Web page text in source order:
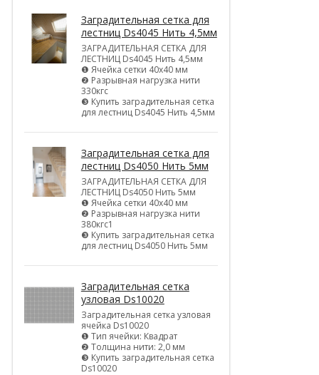
Заградительная сетка для
лестниц Ds4045 Нить 4,5мм
ЗАГРАДИТЕЛЬНАЯ СЕТКА ДЛЯ
ЛЕСТНИЦ Ds4045 Нить 4,5мм
❶ Ячейка сетки 40х40 мм
❷ Разрывная нагрузка нити
330кгс
❸ Купить заградительная сетка
для лестниц Ds4045 Нить 4,5мм
Заградительная сетка для
лестниц Ds4050 Нить 5мм
ЗАГРАДИТЕЛЬНАЯ СЕТКА ДЛЯ
ЛЕСТНИЦ Ds4050 Нить 5мм
❶ Ячейка сетки 40х40 мм
❷ Разрывная нагрузка нити
380кгс1
❸ Купить заградительная сетка
для лестниц Ds4050 Нить 5мм
Заградительная сетка
узловая Ds10020
Заградительная сетка узловая
ячейка Ds10020
❶ Тип ячейки: Квадрат
❷ Толщина нити: 2,0 мм
❸ Купить заградительная сетка
Ds10020